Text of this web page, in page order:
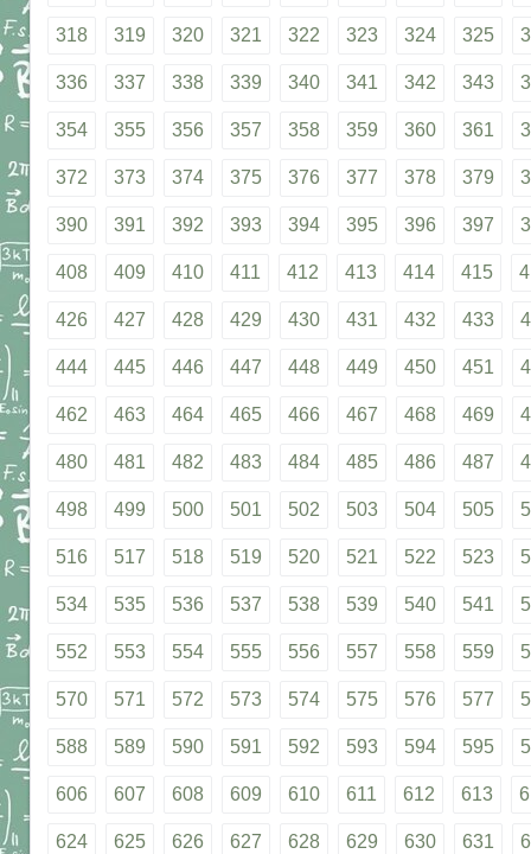
318 319 320 321 322 323 324 325
336 337 338 339 340 341 342 343
354 355 356 357 358 359 360 361
372 373 374 375 376 377 378 379
390 391 392 393 394 395 396 397
408 409 410 411 412 413 414 415
426 427 428 429 430 431 432 433
444 445 446 447 448 449 450 451
462 463 464 465 466 467 468 469
480 481 482 483 484 485 486 487
498 499 500 501 502 503 504 505
516 517 518 519 520 521 522 523
534 535 536 537 538 539 540 541
552 553 554 555 556 557 558 559
570 571 572 573 574 575 576 577
588 589 590 591 592 593 594 595
606 607 608 609 610 611 612 613
624 625 626 627 628 629 630 631